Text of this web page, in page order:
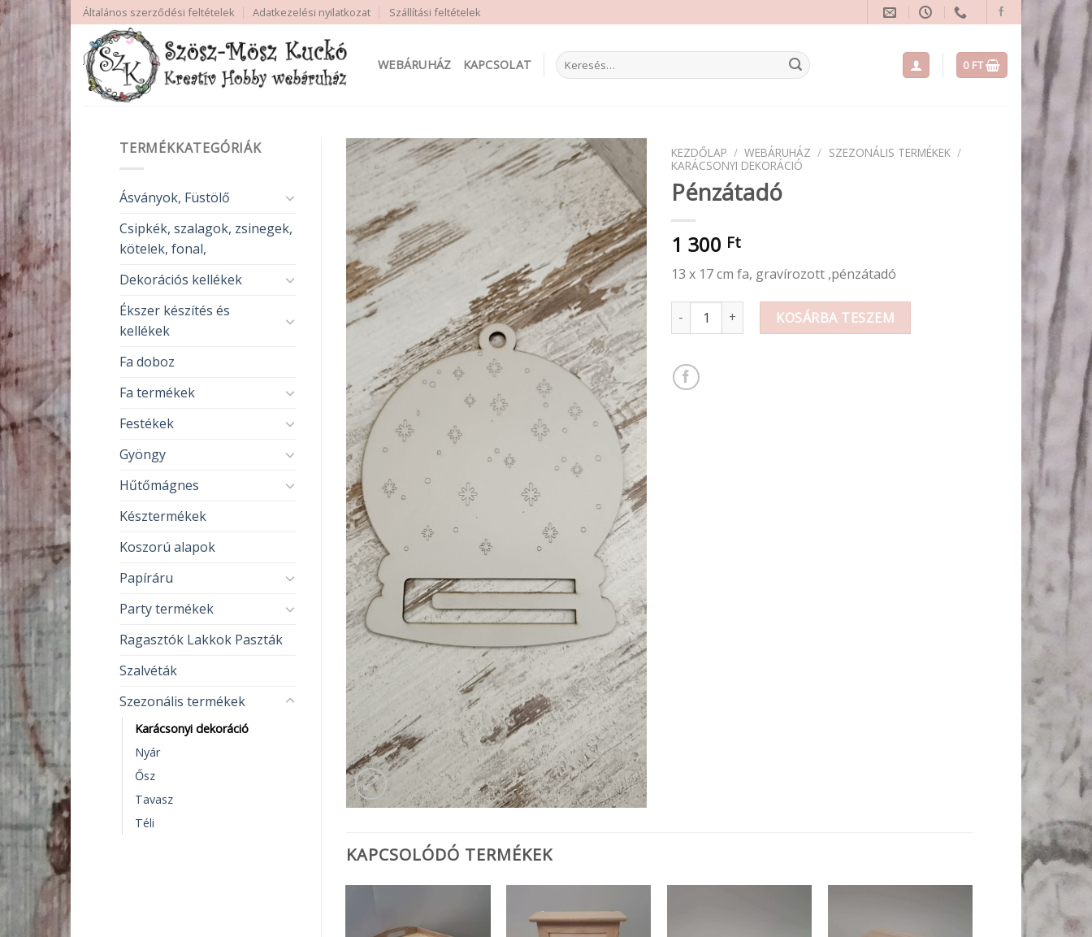
Skip
to
content
Általános szerződési feltételek Adatkezelési nyilatkozat Szállítási feltételek
WEBÁRUHÁZ KAPCSOLAT
Keresés
a
0 FT
TERMÉKKATEGÓRIÁK
Ásványok, Füstölő
Csipkék, szalagok, zsinegek,
kötelek, fonal,
Dekorációs kellékek
Ékszer készítés és
kellékek
Fa doboz
Fa termékek
Festékek
Gyöngy
Hűtőmágnes
Késztermékek
Koszorú alapok
Papíráru
Party termékek
Ragasztók Lakkok Paszták
Szalvéták
Szezonális termékek
Karácsonyi dekoráció
Nyár
Ősz
Tavasz
Téli
KEZDŐLAP / WEBÁRUHÁZ / SZEZONÁLIS TERMÉKEK /
KARÁCSONYI DEKORÁCIÓ
Pénzátadó
1 300 Ft
13 x 17 cm fa, gravírozott ,pénzátadó
Pénzátadó mennyiségKOSÁRBA TESZEM
KAPCSOLÓDÓ TERMÉKEK